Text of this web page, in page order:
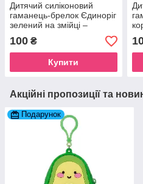
Дитячий силіконовий
гаманець-брелок Єдиноріг
зелений на змійці –
Сумочка для навушників
та грошей на рюкзак
100 ₴
Купити
та
Акційні пропозиції та
Подарунок